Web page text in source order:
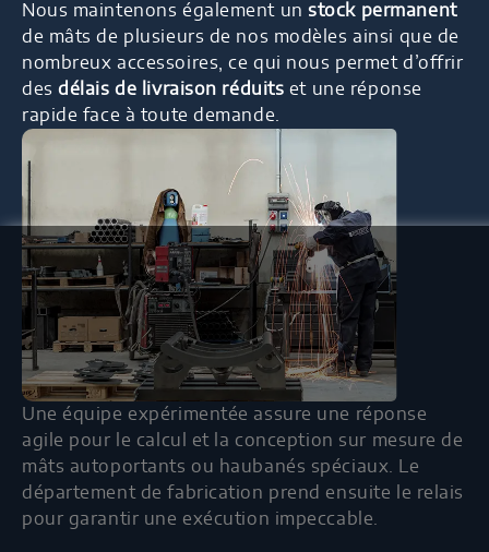
Nous maintenons également un stock permanent
de mâts de plusieurs de nos modèles ainsi que de
nombreux accessoires, ce qui nous permet d’offrir
desdélais de livraison réduits et une réponse
rapide face à toute demande.
Une équipe expérimentée assure une réponse
agile pour le calcul et la conception sur mesure de
mâts autoportants ou haubanés spéciaux. Le
département de fabrication prend ensuite le relais
pour garantir une exécution impeccable.